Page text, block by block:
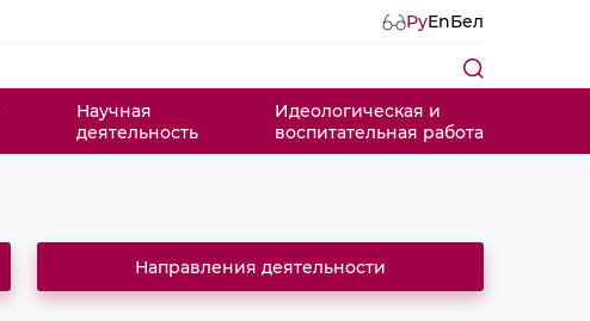
РуEnБел
Научная
деятельность
Идеологическая и
воспитательная работа
Направления деятельности